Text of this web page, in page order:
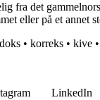
fra det
eller på et annet
• korreks • kive •
LinkedIn